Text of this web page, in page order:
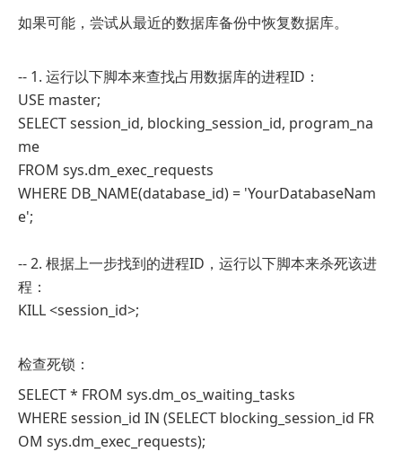
如果可能，尝试从最近的数据库备份中恢复数据库。
-- 1. 运行以下脚本来查找占用数据库的进程ID：
USE master;
SELECT session_id, blocking_session_id, program_na
me
FROM sys.dm_exec_requests
WHERE DB_NAME(database_id) = 'YourDatabaseNam
e';
-- 2. 根据上一步找到的进程ID，运行以下脚本来杀死该进
程：
KILL <session_id>;
检查死锁：
SELECT * FROM sys.dm_os_waiting_tasks
WHERE session_id IN (SELECT blocking_session_id FR
OM sys.dm_exec_requests);